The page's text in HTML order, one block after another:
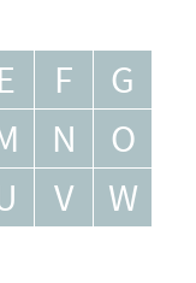
E F
G
N
O
V
W